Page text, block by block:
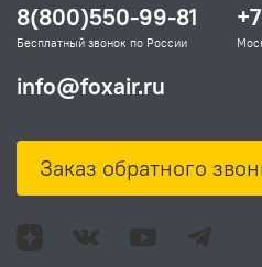
8(800)550-99-81
Бесплатный звонок по России
info@foxair.ru
Заказ обратного